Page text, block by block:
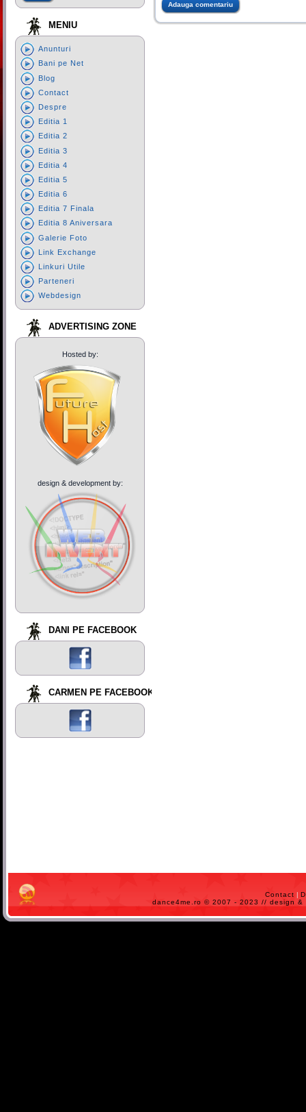
MENIU
Anunturi
Bani pe Net
Blog
Contact
Despre
Editia 1
Editia 2
Editia 3
Editia 4
Editia 5
Editia 6
Editia 7 Finala
Editia 8 Aniversara
Galerie Foto
Link Exchange
Linkuri Utile
Parteneri
Webdesign
ADVERTISING ZONE
Hosted by:
design & development by:
DANI PE FACEBOOK
CARMEN PE FACEBOOK
Contact |
dance4me.ro © 2007 - 2023 // design